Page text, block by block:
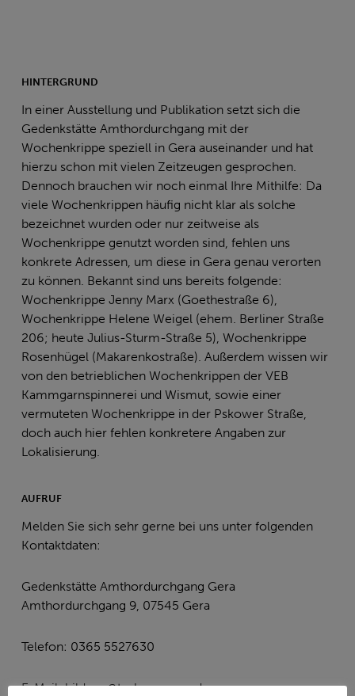
HINTERGRUND
In einer Ausstellung und Publikation setzt sich die
Gedenkstätte Amthordurchgang mit der
Wochenkrippe speziell in Gera auseinander und hat
hierzu schon mit vielen Zeitzeugen gesprochen.
Dennoch brauchen wir noch einmal Ihre Mithilfe: Da
viele Wochenkrippen häufig nicht klar als solche
bezeichnet wurden oder nur zeitweise als
Wochenkrippe genutzt worden sind, fehlen uns
konkrete Adressen, um diese in Gera genau verorten
zu können. Bekannt sind uns bereits folgende:
Wochenkrippe Jenny Marx (Goethestraße 6),
Wochenkrippe Helene Weigel (ehem. Berliner Straße
206; heute Julius-Sturm-Straße 5), Wochenkrippe
Rosenhügel (Makarenkostraße). Außerdem wissen wir
von den betrieblichen Wochenkrippen der VEB
Kammgarnspinnerei und Wismut, sowie einer
vermuteten Wochenkrippe in der Pskower Straße,
doch auch hier fehlen konkretere Angaben zur
Lokalisierung.
AUFRUF
Melden Sie sich sehr gerne bei uns unter folgenden
Kontaktdaten:
Gedenkstätte Amthordurchgang Gera
Amthordurchgang 9, 07545 Gera
Telefon: 0365 5527630
E-Mail: bildung@torhaus-gera.de